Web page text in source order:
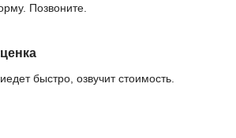
Позвоните.
быстро, озвучит стоимость.